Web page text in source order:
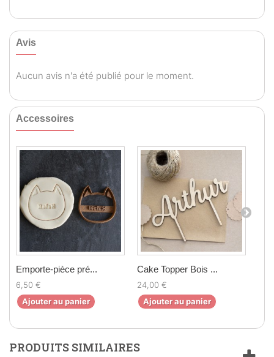
Avis
Aucun avis n'a été publié pour le moment.
Accessoires
Emporte-pièce pré...
6,50 €
Ajouter au panier
Cake Topper Bois ...
24,00 €
Ajouter au panier
PRODUITS SIMILAIRES